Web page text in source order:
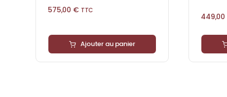
575,00 € TTC
Ajouter au panier
449,00